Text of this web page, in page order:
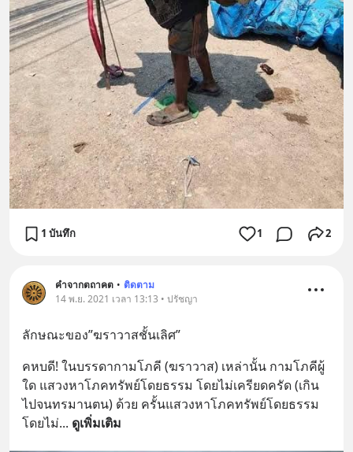
1 บันทึก 1 2
คำจากตถาคต • ติดตาม
14 พ.ย. 2021 เวลา 13:13 • ปรัชญา
ลักษณะของ”ฆราวาสชั้นเลิศ”
คหบดี! ในบรรดากามโภคี (ฆราวาส) เหล่านั้น กามโภคีผู้
ใด แสวงหาโภคทรัพย์โดยธรรม โดยไม่เครียดครัด (เกิน
ไปจนทรมานตน) ด้วย ครั้นแสวงหาโภคทรัพย์โดยธรรม
โดยไม่... ดูเพิ่มเติม